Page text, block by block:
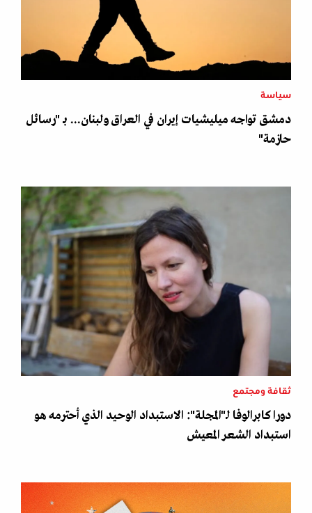
سياسة
دمشق تواجه ميليشيات إيران في العراق ولبنان... بـ "رسائل
حازمة"
ثقافة ومجتمع
دورا كابرالوفا لـ"المجلة": الاستبداد الوحيد الذي أحترمه هو
استبداد الشعر المعيش